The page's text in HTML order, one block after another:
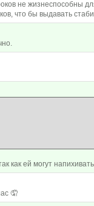
не жизнеспособны
что бы выдавать
как ей могут
🤦